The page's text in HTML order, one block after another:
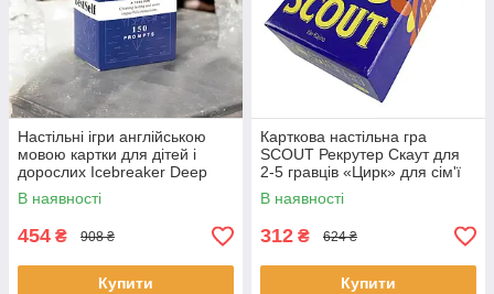
Настільні ігри англійською
мовою картки для дітей і
дорослих Icebreaker Deep
Talk English Board games eng
В наявності
454 ₴ 908 ₴
Купити
Карткова настільна гра
SCOUT Рекрутер Скаут для
2-5 гравців «Цирк» для сім'ї
або компанії
В наявності
312 ₴ 624 ₴
Купити